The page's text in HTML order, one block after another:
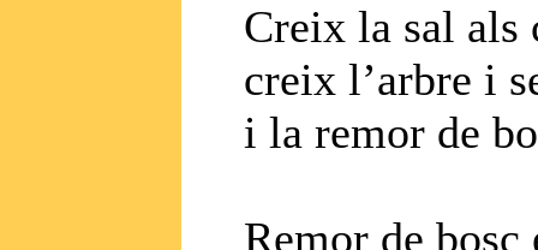
Creix la sal als
creix l’arbre i
i la remor de
Remor de bosc